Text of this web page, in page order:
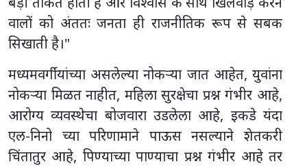
वालों को अंततः जनता ही राजनीतिक रूप से सबक
सिखाती है।"
मध्यमवर्गीयांच्या असलेल्या नोकऱ्या जात आहेत, युवांना
नोकऱ्या मिळत नाहीत, महिला सुरक्षेचा प्रश्न गंभीर आहे,
आरोग्य व्यवस्थेचा बोजवारा उडलेला आहे, इकडे यंदा
एल-निनो च्या परिणामाने पाऊस नसल्याने शेतकरी
चिंतातुर आहे, पिण्याच्या पाण्याचा प्रश्न गंभीर आहे तर